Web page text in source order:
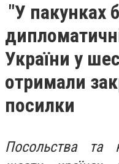
"У пакунках
України у
отримали
посилки
Посольства та